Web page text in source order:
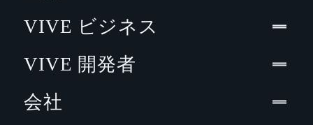
VIVE ビジネス
VIVE 開発者
会社